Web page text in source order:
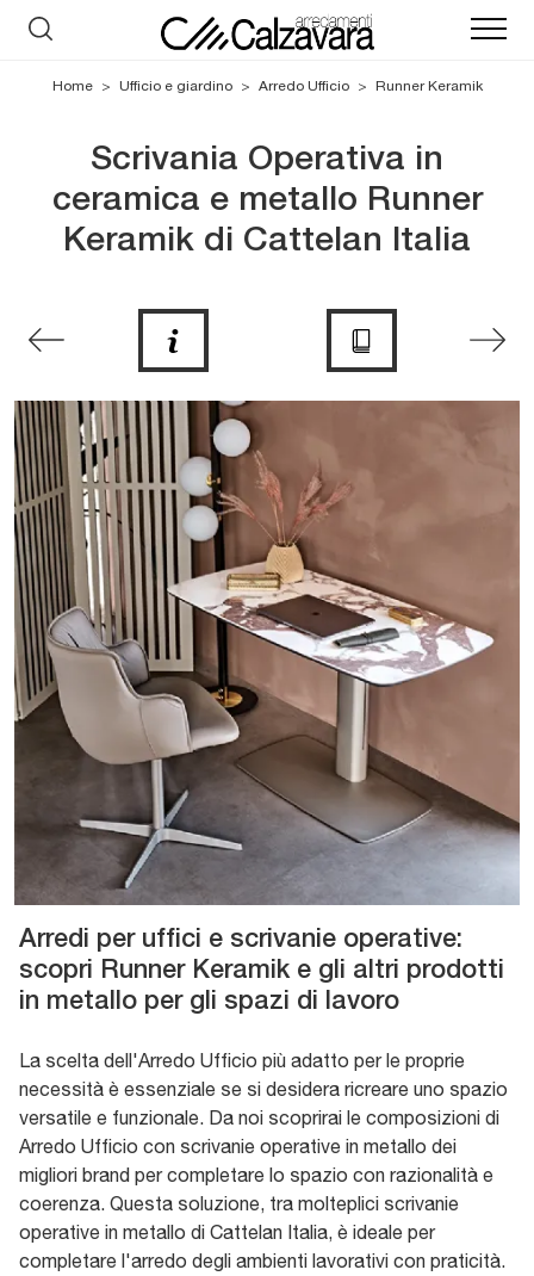
Home > Ufficio e giardino > Arredo Ufficio > Runner Keramik
Scrivania Operativa in
ceramica e metallo Runner
Keramik di Cattelan Italia
Arredi per uffici e scrivanie operative:
scopri Runner Keramik e gli altri prodotti
in metallo per gli spazi di lavoro
La scelta dell'Arredo Ufficio più adatto per le proprie
necessità è essenziale se si desidera ricreare uno spazio
versatile e funzionale. Da noi scoprirai le composizioni di
Arredo Ufficio con scrivanie operative in metallo dei
migliori brand per completare lo spazio con razionalità e
coerenza. Questa soluzione, tra molteplici scrivanie
operative in metallo di Cattelan Italia, è ideale per
completare l'arredo degli ambienti lavorativi con praticità.